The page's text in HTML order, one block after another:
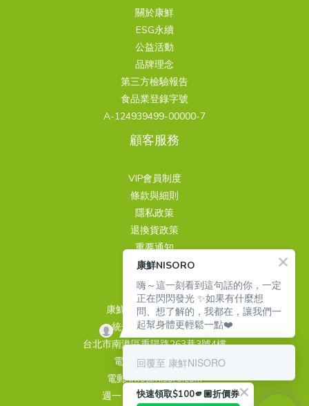
關於康鮮
ESG永續
公益活動
品牌理念
第三方檢驗報告
食品業登錄字號
A-124939499-00000-7
顧客服務
VIP會員制度
條款與細則
隱私政策
退換貨政策
重要通知
聯繫我們
康鮮國際股份有限公司
統一編號 24939499
台北市南港區重陽路263巷3號4樓
電話 02-26510889
電郵 info@nisoro.com
週一～週五 09:00~18:00
康鮮NISORO
嗨～這一刻看到這句話的你，一定
正在閃閃發光 ✨如果有什麼想
問、想了解的，我都在，讓我們一
起幫身體更輕鬆一點❤️
回覆至 康鮮NISORO
快速領取$100🫵🏼折價券